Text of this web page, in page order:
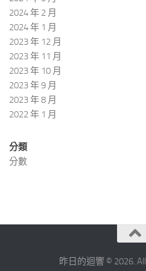
2024 年 2 月
2024 年 1 月
2023 年 12 月
2023 年 11 月
2023 年 10 月
2023 年 9 月
2023 年 8 月
2022 年 1 月
分類
分數
昨日的迴響 © 2026.